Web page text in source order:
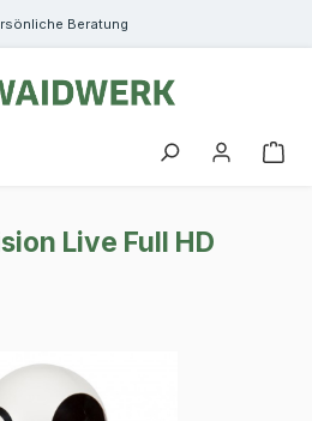
Beratung
Live Full HD